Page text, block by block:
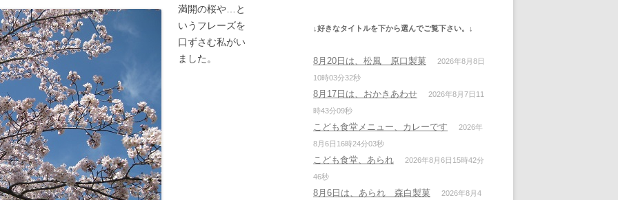
難聴者の就職活動体験
AMAZONの広告配信について
満開の桜や…と
いうフレーズを
口ずさむ私がい
ました。
↓好きなタイトルを下から選んでご覧下さい。↓
8月20日は、松風 原口製菓
2026年8月8日
10時03分32秒
8月17日は、おかきあわせ
2026年8月7日11
時43分09秒
こども食堂メニュー、カレーです
2026年
8月6日16時24分03秒
こども食堂、あられ
2026年8月6日15時42分
46秒
8月6日は、あられ 森白製菓
2026年8月4